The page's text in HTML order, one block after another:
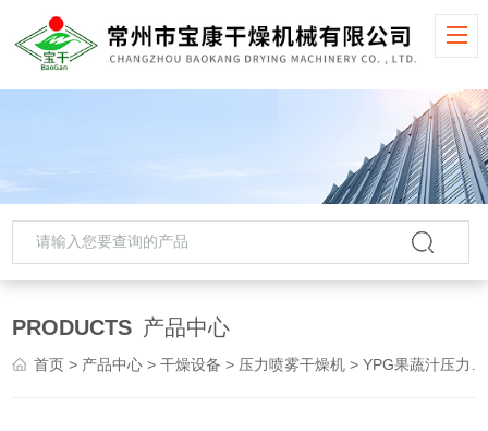
PRODUCTS 产品中心
首页 > 产品中心 >干燥设备 > 压力喷雾干燥机 > YPG果蔬汁压力喷雾干燥机